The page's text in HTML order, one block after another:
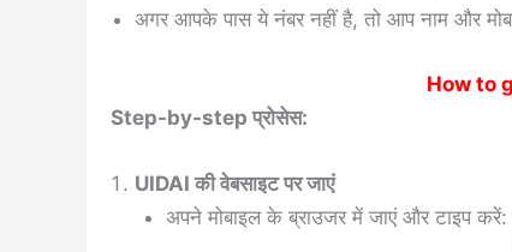
अगर आपके पास ये नंबर नहीं है, तो आप नाम और
How to
Step-by-step प्रोसेस:
UIDAI की वेबसाइट पर जाएं
अपने मोबाइल के ब्राउजर में जाएं और टाइप करें: